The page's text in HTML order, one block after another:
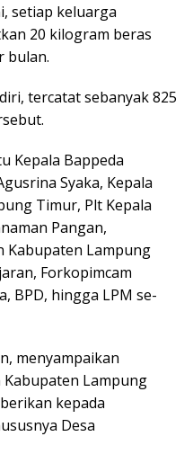
setiap keluarga
20 kilogram beras
bulan.
tercatat sebanyak 825
Kepala Bappeda
Syaka, Kepala
Timur, Plt Kepala
Pangan,
Kabupaten Lampung
Forkopimcam
BPD, hingga LPM se-
menyampaikan
Lampung
kepada
Desa